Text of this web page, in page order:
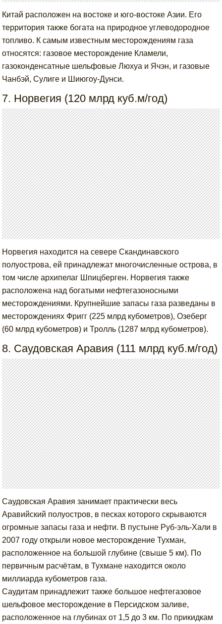
Китай расположен на востоке и юго-востоке Азии. Его
территория также богата на природное углеводородное
топливо. К самым известным месторождениям газа
относятся: газовое месторождение Кламели,
газоконденсатные шельфовые Люхуа и Ячэн, и газовые
Чанбэй, Сулиге и Шиюгоу-Дунси.
7. Норвегия (120 млрд куб.м/год)
Норвегия находится на севере Скандинавского
полуострова, ей принадлежат многочисленные острова, в
том числе архипелаг Шпицберген. Норвегия также
расположена над богатыми нефтегазоносными
месторождениями. Крупнейшие запасы газа разведаны в
месторождениях Фригг (225 млрд кубометров), Озеберг
(60 млрд кубометров) и Тролль (1287 млрд кубометров).
8. Саудовская Аравия (111 млрд куб.м/год)
Саудовская Аравия занимает практически весь
Аравийский полуостров, в песках которого скрываются
огромные запасы газа и нефти. В пустыне Руб-эль-Хали в
2007 году открыли новое месторождение Тухман,
расположенное на большой глубине (свыше 5 км). По
первичным расчётам, в Тухмане находится около
миллиарда кубометров газа.
Саудитам принадлежит также большое нефтегазовое
шельфовое месторождение в Персидском заливе,
расположенное на глубинах от 1,5 до 3 км. По прикидкам